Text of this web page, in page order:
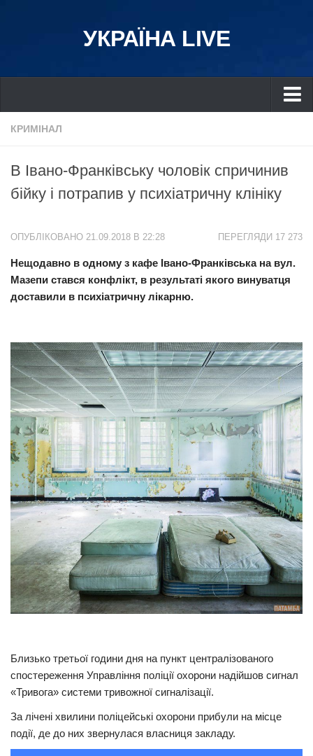
УКРАЇНА LIVE
Україна
Дніпро
Львів
Харків
Донбас
Економіка
Політика
Світ
Цікаво
Наука
Технології
Історії
Рецепти
Привітання
Здоров’я
Події
Курйози
Суспільство
Культура
Шоу-біз
КРИМІНАЛ
В Івано-Франківську чоловік спричинив
бійку і потрапив у психіатричну клініку
ПЕРЕГЛЯДИ 17 273
ОПУБЛІКОВАНО 21.09.2018 В 22:28
Нещодавно в одному з кафе Івано-Франківська на вул.
Мазепи стався конфлікт, в результаті якого винуватця
доставили в психіатричну лікарню.
Близько третьої години дня на пункт централізованого
спостереження Управління поліції охорони надійшов сигнал
«Тривога» системи тривожної сигналізації.
За лічені хвилини поліцейські охорони прибули на місце
події, де до них звернулася власниця закладу.